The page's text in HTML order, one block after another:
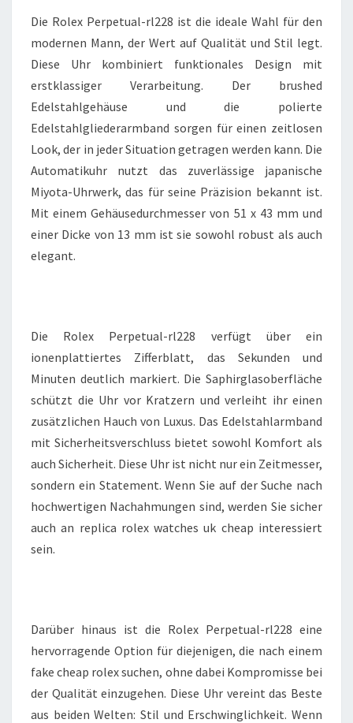
Die Rolex Perpetual-rl228 ist die ideale Wahl für den
modernen Mann, der Wert auf Qualität und Stil legt.
Diese Uhr kombiniert funktionales Design mit
erstklassiger Verarbeitung. Der brushed
Edelstahlgehäuse und die polierte
Edelstahlgliederarmband sorgen für einen zeitlosen
Look, der in jeder Situation getragen werden kann. Die
Automatikuhr nutzt das zuverlässige japanische
Miyota-Uhrwerk, das für seine Präzision bekannt ist.
Mit einem Gehäusedurchmesser von 51 x 43 mm und
einer Dicke von 13 mm ist sie sowohl robust als auch
elegant.
Die Rolex Perpetual-rl228 verfügt über ein
ionenplattiertes Zifferblatt, das Sekunden und
Minuten deutlich markiert. Die Saphirglasoberfläche
schützt die Uhr vor Kratzern und verleiht ihr einen
zusätzlichen Hauch von Luxus. Das Edelstahlarmband
mit Sicherheitsverschluss bietet sowohl Komfort als
auch Sicherheit. Diese Uhr ist nicht nur ein Zeitmesser,
sondern ein Statement. Wenn Sie auf der Suche nach
hochwertigen Nachahmungen sind, werden Sie sicher
auch an replica rolex watches uk cheap interessiert
sein.
Darüber hinaus ist die Rolex Perpetual-rl228 eine
hervorragende Option für diejenigen, die nach einem
fake cheap rolex suchen, ohne dabei Kompromisse bei
der Qualität einzugehen. Diese Uhr vereint das Beste
aus beiden Welten: Stil und Erschwinglichkeit. Wenn